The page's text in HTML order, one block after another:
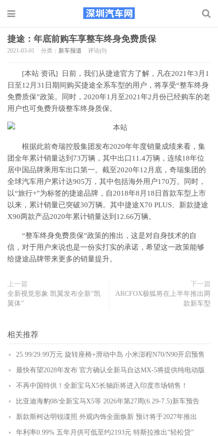
捷途：年底前购车享整车终身免费质保
2021-03-01 分类： 新车报道 评论(0)
[本站 资讯] 日前，我们从捷途官方了解，凡在2021年3月1
日至12月31日期间购买捷途全系车型的用户，将享受“整车终身
免费质保”政策。同时，2020年1月至2021年2月份已经购车的老
用户也可免费升级整车终身质保。
根据此前奇瑞控股集团发布2020年年度销量成绩来看，集
团全年累计销量达到73万辆，其中出口11.4万辆，连续18年位
居中国品牌乘用车出口第一。截至2020年12月底，奇瑞集团的
全球汽车用户累计达905万，其中包括海外用户170万。同时，
以“旅行+”为标签的捷途品牌，自2018年8月18日首款车型上市
以来，累计销量已突破30万辆。其中捷途X70 PLUS、新款捷途
X90两款产品2020年累计销量达到12.66万辆。
“整车终身免费质保”政策的推出，这是对自身技术的自
信，对于用户来说也是一份实打实的承诺，希望这一政策能够
给捷途品牌带来更多的销量提升。
上一篇
全新视觉形象 凯翼发布全新“凯
翼体”
下一篇
ARCFOX极狐将在上半年推出两
款新车型
相关推荐
25.99/29.99万元 旋转座椅+滑动中岛 小米澎程N70/N90开启预售
最快有望2028年发布 官方确认全新马自达MX-5将提供纯电动版
不再中国特供！全新宝马X5长轴距将进入印度市场销售！
比亚迪海豹08/全新宝马X5等 2026年第27周(6.29-7.5)新车预告
新款斯柯达明锐谍照 外观内饰全面焕新 预计将于2027年推出
年利率0.99% 五年月供可低至约2193元 特斯拉推出“轻松贷”